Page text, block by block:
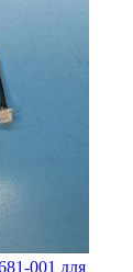
001 для